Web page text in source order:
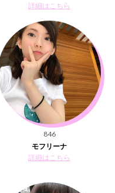
詳細はこちら
846
モフリーナ
詳細はこちら